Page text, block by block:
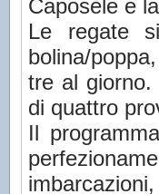
Caposele e
Le regate
bolina/
tre al giorno.
di quattro
Il